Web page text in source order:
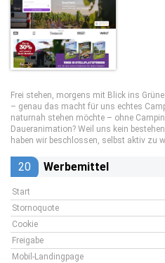
Frei stehen, morgens mit Blick ins
– genau das macht für uns echtes
naturnah stehen möchte – ohne
Daueranimation? Weil uns kein
haben wir beschlossen, selbst aktiv zu
20 Werbemittel
Start
Stornoquote
Cookie
Freigabe
Mobil-Landingpage